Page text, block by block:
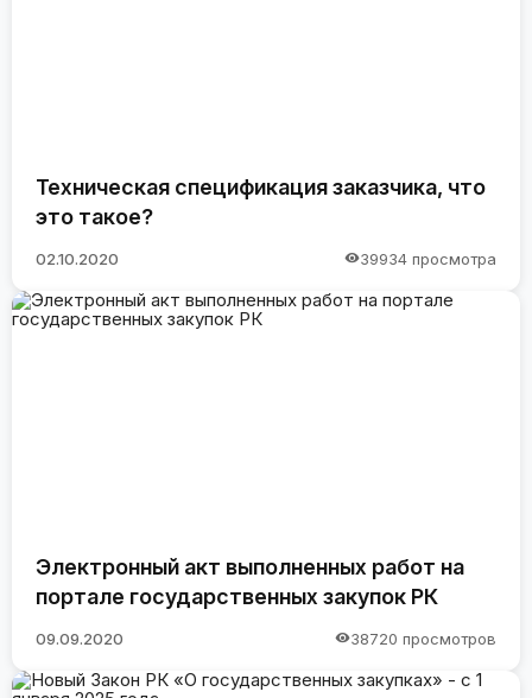
Техническая спецификация заказчика, что
это такое?
02.10.2020 39934 просмотра
Электронный акт выполненных работ на
портале государственных закупок РК
09.09.2020 38720 просмотров